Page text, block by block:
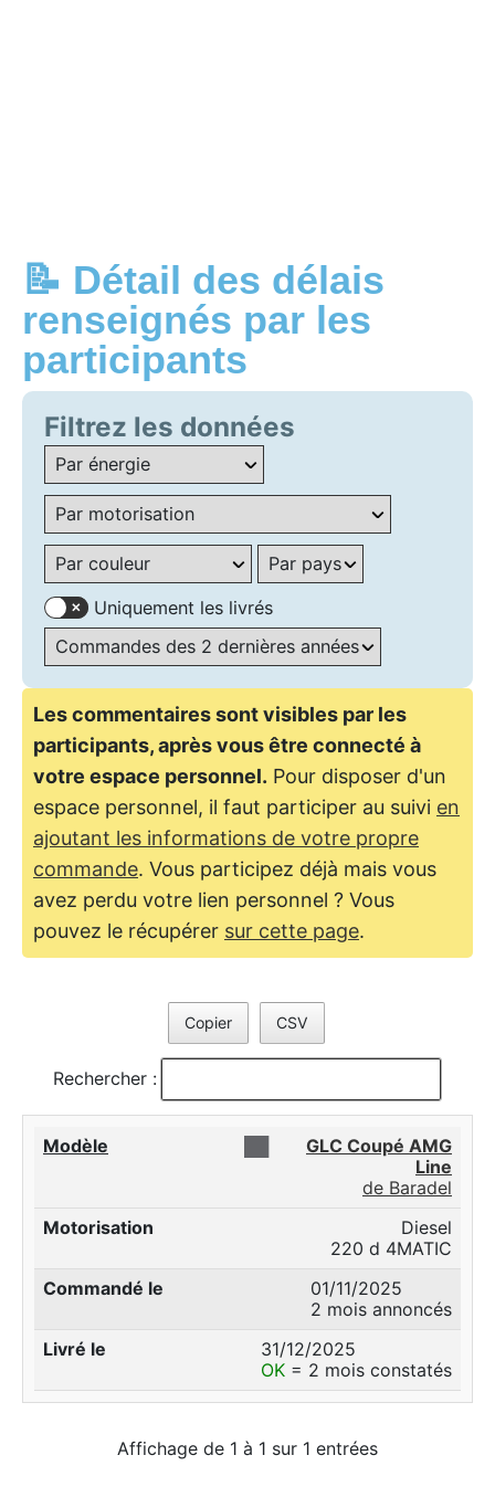
📝 Détail des délais
renseignés par les
participants
Filtrez les données
Uniquement les livrés
Les commentaires sont visibles par les
participants, après vous être connecté à
votre espace personnel. Pour disposer d'un
espace personnel, il faut participer au suivi en
ajoutant les informations de votre propre
commande. Vous participez déjà mais vous
avez perdu votre lien personnel ? Vous
pouvez le récupérer sur cette page.
Copier CSV
Rechercher :
GLC Coupé AMG
Line
de Baradel
Diesel
220 d 4MATIC
01/11/2025
2 mois annoncés
31/12/2025
OK = 2 mois constatés
Affichage de 1 à 1 sur 1 entrées